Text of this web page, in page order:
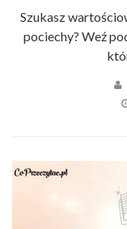
Szukasz
pociechy? Weź